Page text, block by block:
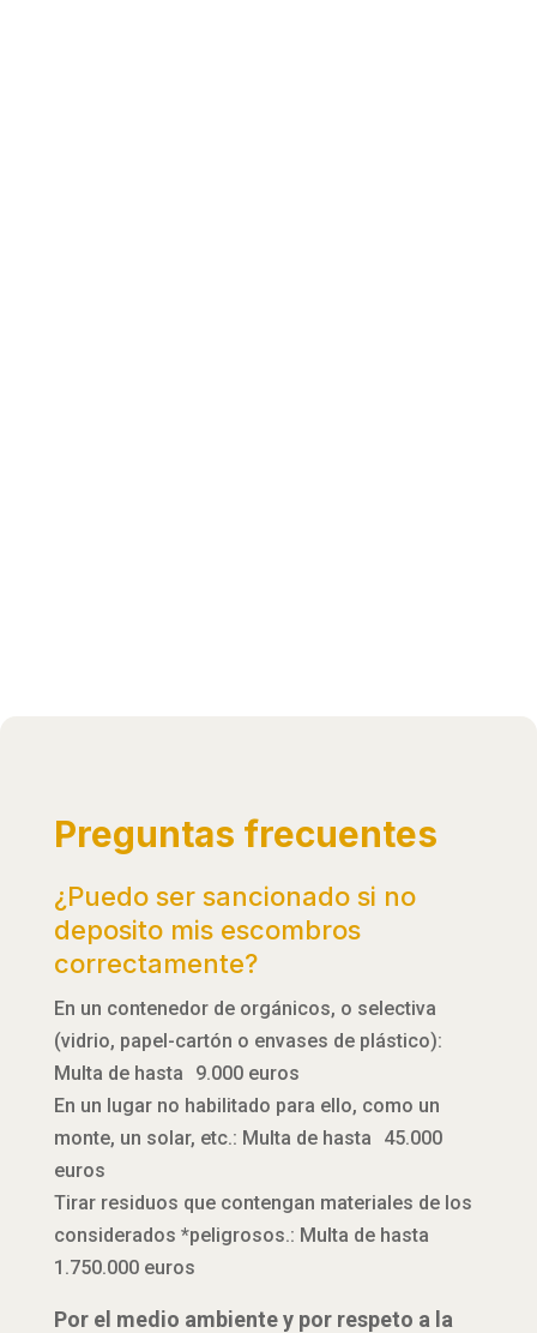
Preguntas frecuentes
¿Puedo ser sancionado si no
deposito mis escombros
correctamente?
En un contenedor de orgánicos, o selectiva
(vidrio, papel-cartón o envases de plástico):
Multa de hasta 9.000 euros
En un lugar no habilitado para ello, como un
monte, un solar, etc.: Multa de hasta 45.000
euros
Tirar residuos que contengan materiales de los
considerados *peligrosos.: Multa de hasta
1.750.000 euros
Por el medio ambiente y por respeto a la